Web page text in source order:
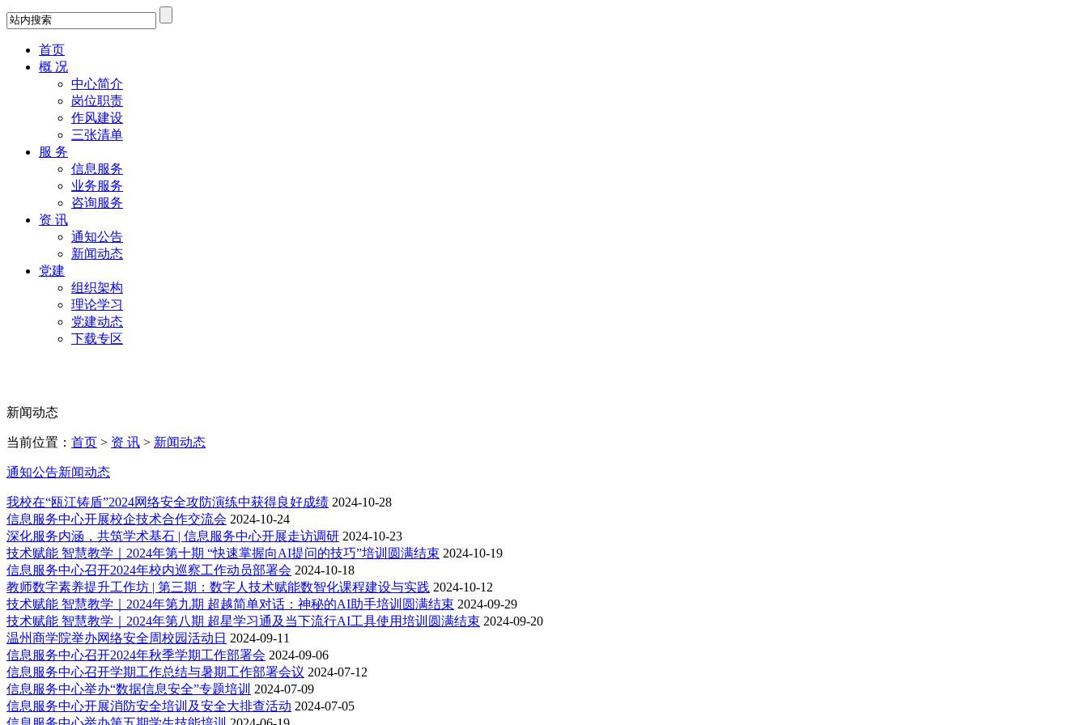
首页
概 况
中心简介
岗位职责
作风建设
三张清单
服 务
信息服务
业务服务
咨询服务
资 讯
通知公告
新闻动态
党建
组织架构
理论学习
党建动态
下载专区
新闻动态
当前位置： 首页 > 资 讯 > 新闻动态
通知公告新闻动态
我校在“瓯江铸盾”2024网络安全攻防演练中获得良好成绩 2024-10-28
信息服务中心开展校企技术合作交流会 2024-10-24
深化服务内涵，共筑学术基石 | 信息服务中心开展走访调研 2024-10-23
技术赋能 智慧教学｜2024年第十期 “快速掌握向AI提问的技巧”培训圆满结束 2024-10-19
信息服务中心召开2024年校内巡察工作动员部署会 2024-10-18
教师数字素养提升工作坊 | 第三期：数字人技术赋能数智化课程建设与实践 2024-10-12
技术赋能 智慧教学｜2024年第九期 超越简单对话：神秘的AI助手培训圆满结束 2024-09-29
技术赋能 智慧教学｜2024年第八期 超星学习通及当下流行AI工具使用培训圆满结束 2024-09-20
温州商学院举办网络安全周校园活动日 2024-09-11
信息服务中心召开2024年秋季学期工作部署会 2024-09-06
信息服务中心召开学期工作总结与暑期工作部署会议 2024-07-12
信息服务中心举办“数据信息安全”专题培训 2024-07-09
信息服务中心开展消防安全培训及安全大排查活动 2024-07-05